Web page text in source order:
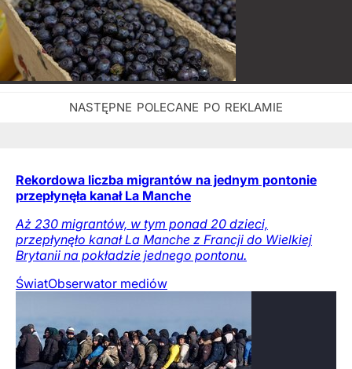
Rekordowa liczba migrantów na jednym pontonie
przepłynęła kanał La Manche
Aż 230 migrantów, w tym ponad 20 dzieci,
przepłynęło kanał La Manche z Francji do Wielkiej
Brytanii na pokładzie jednego pontonu.
ŚwiatObserwator mediów